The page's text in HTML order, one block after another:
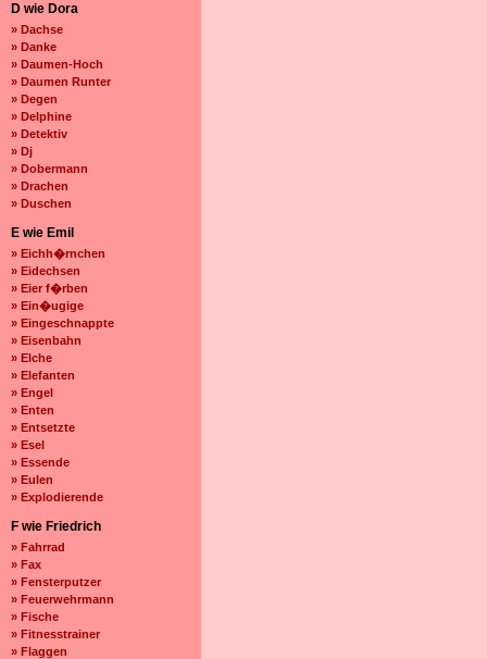
D wie Dora
» Dachse
» Danke
» Daumen-Hoch
» Daumen Runter
» Degen
» Delphine
» Detektiv
» Dj
» Dobermann
» Drachen
» Duschen
E wie Emil
» Eichh�rnchen
» Eidechsen
» Eier f�rben
» Ein�ugige
» Eingeschnappte
» Eisenbahn
» Elche
» Elefanten
» Engel
» Enten
» Entsetzte
» Esel
» Essende
» Eulen
» Explodierende
F wie Friedrich
» Fahrrad
» Fax
» Fensterputzer
» Feuerwehrmann
» Fische
» Fitnesstrainer
» Flaggen